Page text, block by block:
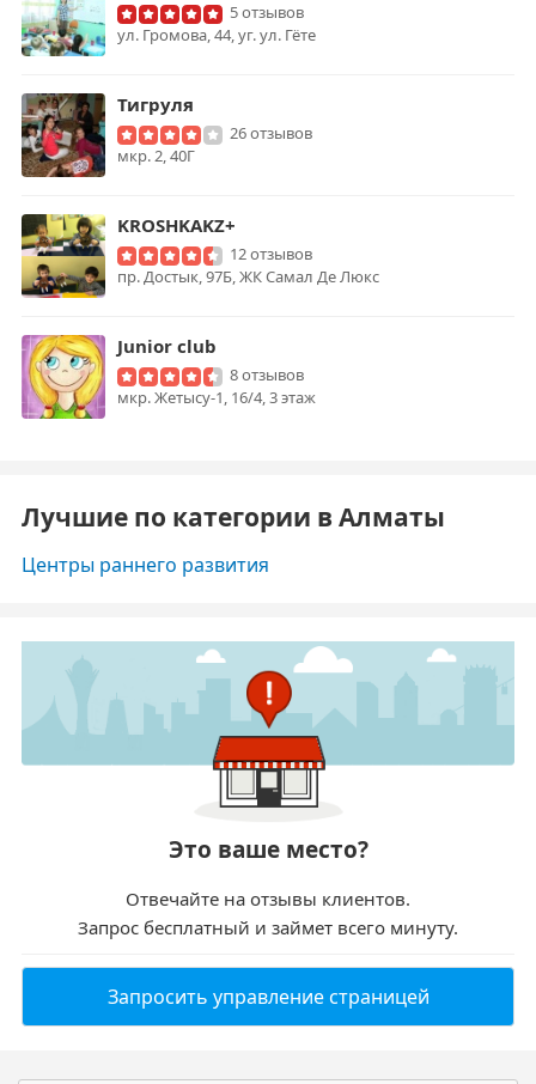
5 отзывов
ул. Громова, 44, уг. ул. Гёте
Тигруля
26 отзывов
мкр. 2, 40Г
KROSHKAKZ+
12 отзывов
пр. Достык, 97Б, ​ЖК Самал Де Люкс
Junior club
8 отзывов
мкр. Жетысу-1, 16/4, 3 этаж
Лучшие по категории в Алматы
Центры раннего развития
Это ваше место?
Отвечайте на отзывы клиентов.
Запрос бесплатный и займет всего минуту.
Запросить управление страницей